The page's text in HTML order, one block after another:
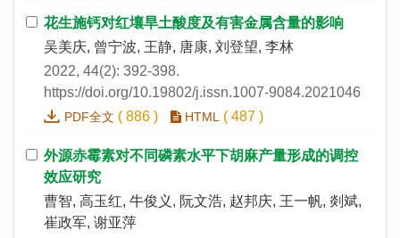
花生施钙对红壤旱土酸度及有害金属含量的影响
吴美庆, 曾宁波, 王静, 唐康, 刘登望, 李林
2022, 44(2): 392-398.
https://doi.org/10.19802/j.issn.1007-9084.2021046
PDF全文 ( 886 ) HTML ( 487 )
外源赤霉素对不同磷素水平下胡麻产量形成的调控
效应研究
曹智, 高玉红, 牛俊义, 阮文浩, 赵邦庆, 王一帆, 剡斌,
崔政军, 谢亚萍